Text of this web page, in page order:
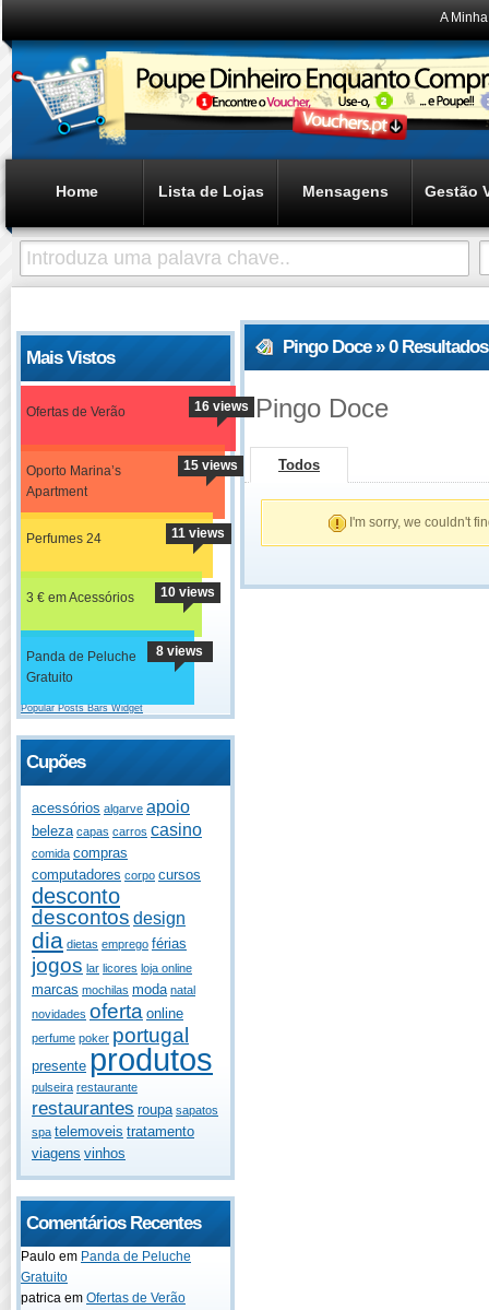
A
Home Lista de Lojas Mensagens Gestão
Mais Vistos
Ofertas de Verão 16 views
Oporto Marina’s
Apartment
15 views
Perfumes 24 11 views
3 € em Acessórios 10 views
Panda de Peluche
Gratuito
8 views
Popular Posts Bars Widget
Cupões
acessórios algarve apoio
beleza capas carros casino
comida compras
computadores corpo cursos
desconto
descontos design
dia dietas emprego férias
jogos lar licores loja online
marcas mochilas moda natal
novidades oferta online
perfume poker portugal
presente produtos
pulseira restaurante
restaurantes roupa sapatos
spa telemoveis tratamento
viagens vinhos
Comentários Recentes
Paulo em Panda de Peluche
Gratuito
patrica em Ofertas de Verão
Pingo Doce » 0
Pingo Doce
Todos
I'm sorry, we couldn't